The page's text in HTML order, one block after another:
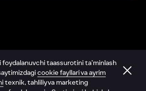
foydalanuvchi taassurotini ta’minlash
cookie fayllari va ayrim
texnik, tahliliy va marketing